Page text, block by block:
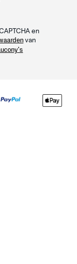
en
van